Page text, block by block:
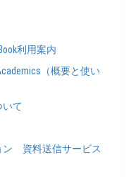
利用案内
（概要と使い
て
ン 資料送信サービス